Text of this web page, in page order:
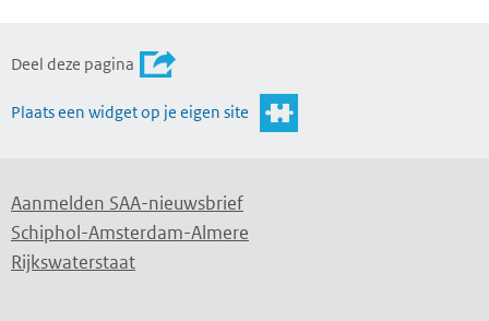
Deel deze pagina
Plaats een widget op je eigen site
Aanmelden SAA-nieuwsbrief
Schiphol-Amsterdam-Almere
Rijkswaterstaat